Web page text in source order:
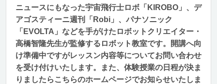
ニュースにもなった宇宙飛行士ロボ「KIROBO」、デ
アゴスティーニ週刊「Robi」、パナソニック
「EVOLTA」などを手がけたロボットクリエイター・
高橋智隆先生が監修するロボット教室です。開講へ向
け準備中ですがレッスン内容等についてお問い合わせ
を受け付けいたします。また、体験授業の日程が決ま
りましたらこちらのホームページでお知らせいたしま